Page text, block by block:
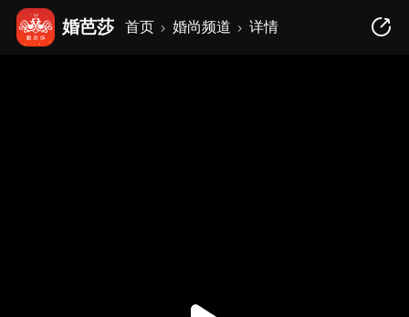
婚芭莎 首页 婚尚频道 详情